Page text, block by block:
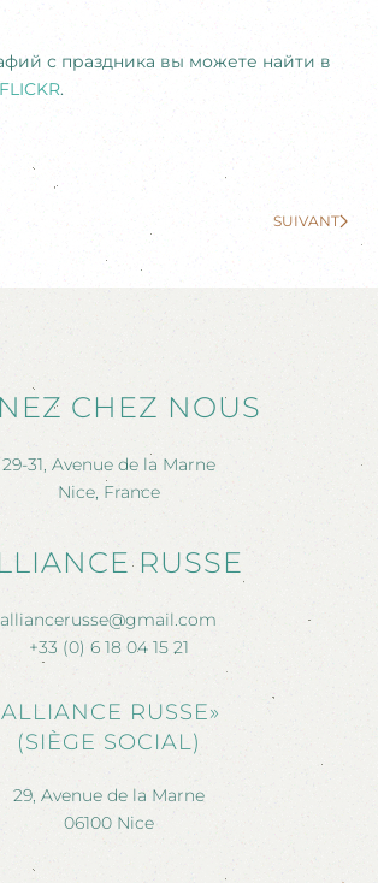
с праздника вы можете найти в
FLICKR.
SUIVANT
CHEZ NOUS
29-31, Avenue de la Marne
Nice, France
RUSSE
alliancerusse@gmail.com
+33 (0) 6 18 04 15 21
RUSSE»
(SIÈGE SOCIAL)
29, Avenue de la Marne
06100 Nice